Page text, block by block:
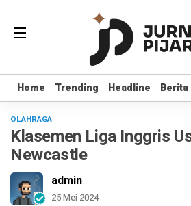
Home Trending Headline Berita
Home Trending Headline Berita
OLAHRAGA
Klasemen Liga Inggris
Newcastle
admin
25 Mei 2024